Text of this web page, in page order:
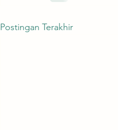
Postingan Terakhir